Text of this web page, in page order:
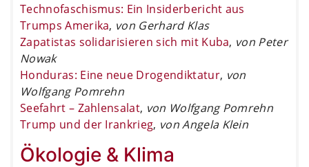
Technofaschismus: Ein Insiderbericht aus
Trumps Amerika, von Gerhard Klas
Zapatistas solidarisieren sich mit Kuba, von Peter
Nowak
Honduras: Eine neue Drogendiktatur, von
Wolfgang Pomrehn
Seefahrt – Zahlensalat, von Wolfgang Pomrehn
Trump und der Irankrieg, von Angela Klein
Ökologie & Klima